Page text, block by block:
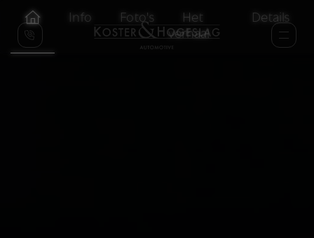
Info Foto's
Het
verhaal
Details